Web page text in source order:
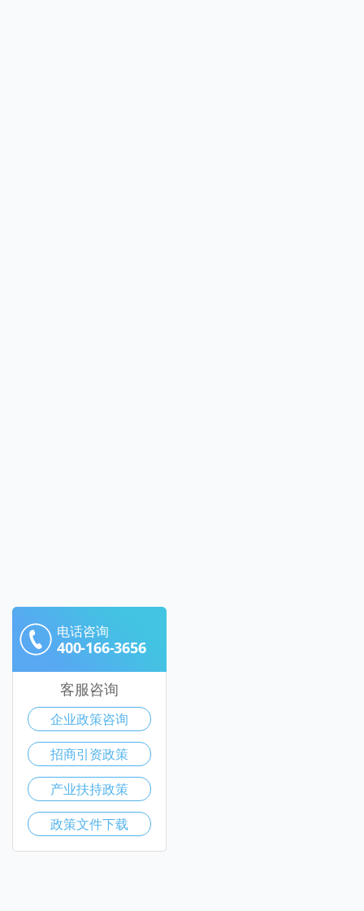
电话咨询
400-166-3656
客服咨询
企业政策咨询
招商引资政策
产业扶持政策
政策文件下载